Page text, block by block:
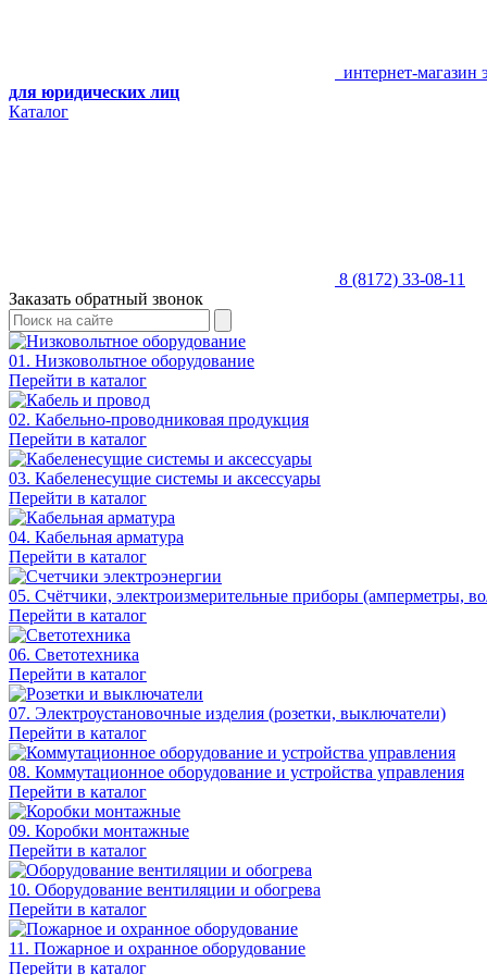
интернет-магазин
для юридических лиц
Каталог
8 (8172) 33-08-11
Заказать обратный звонок
01. Низковольтное оборудование
Перейти в каталог
02. Кабельно-проводниковая продукция
Перейти в каталог
03. Кабеленесущие системы и аксессуары
Перейти в каталог
04. Кабельная арматура
Перейти в каталог
05. Счётчики, электроизмерительные приборы (амперметры,
Перейти в каталог
06. Светотехника
Перейти в каталог
07. Электроустановочные изделия (розетки, выключатели)
Перейти в каталог
08. Коммутационное оборудование и устройства управления
Перейти в каталог
09. Коробки монтажные
Перейти в каталог
10. Оборудование вентиляции и обогрева
Перейти в каталог
11. Пожарное и охранное оборудование
Перейти в каталог